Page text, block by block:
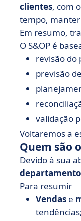
clientes, com
tempo, manter
Em resumo,
O S&OP é
revisão do
previsão
validação
Voltaremos a
Quem são
Devido à sua
Para resumir
Vendas e
tendências;